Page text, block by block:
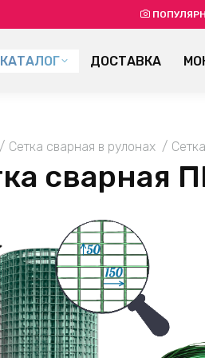
КАТАЛОГ ДОСТАВКА
Сетка сварная в рулонах
сварная